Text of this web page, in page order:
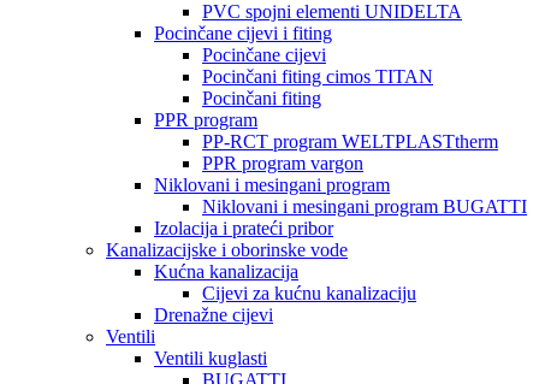
PVC spojni elementi UNIDELTA
Pocinčane cijevi i fiting
Pocinčane cijevi
Pocinčani fiting cimos TITAN
Pocinčani fiting
PPR program
PP-RCT program WELTPLASTtherm
PPR program vargon
Niklovani i mesingani program
Niklovani i mesingani program BUGATTI
Izolacija i prateći pribor
Kanalizacijske i oborinske vode
Kućna kanalizacija
Cijevi za kućnu kanalizaciju
Drenažne cijevi
Ventili
Ventili kuglasti
BUGATTI